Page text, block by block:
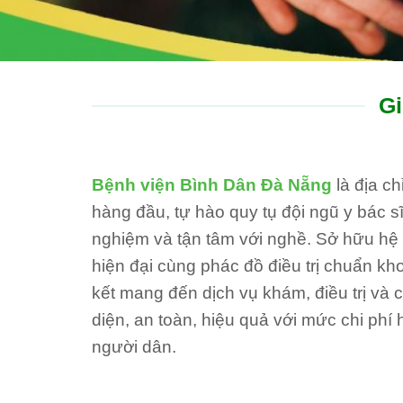
Bệnh viện Bình Dân Đà Nẵng là địa
hàng đầu, tự hào quy tụ đội ngũ y bác
nghiệm và tận tâm với nghề. Sở hữu
hiện đại cùng phác đồ điều trị chuẩn
kết mang đến dịch vụ khám, điều trị và
diện, an toàn, hiệu quả với mức chi phí
người dân.